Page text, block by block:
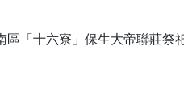
通、事業順遂、百邪退散。
「十六寮」保生大帝聯莊祭